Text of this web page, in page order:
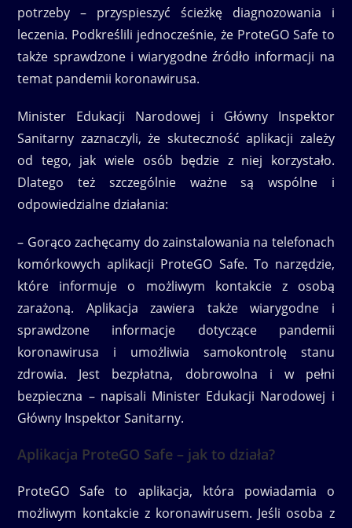
potrzeby – przyspieszyć ścieżkę diagnozowania i
leczenia. Podkreślili jednocześnie, że ProteGO Safe to
także sprawdzone i wiarygodne źródło informacji na
temat pandemii koronawirusa.
Minister Edukacji Narodowej i Główny Inspektor
Sanitarny zaznaczyli, że skuteczność aplikacji zależy
od tego, jak wiele osób będzie z niej korzystało.
Dlatego też szczególnie ważne są wspólne i
odpowiedzialne działania:
– Gorąco zachęcamy do zainstalowania na telefonach
komórkowych aplikacji ProteGO Safe. To narzędzie,
które informuje o możliwym kontakcie z osobą
zarażoną. Aplikacja zawiera także wiarygodne i
sprawdzone informacje dotyczące pandemii
koronawirusa i umożliwia samokontrolę stanu
zdrowia. Jest bezpłatna, dobrowolna i w pełni
bezpieczna – napisali Minister Edukacji Narodowej i
Główny Inspektor Sanitarny.
Aplikacja ProteGO Safe – jak to działa?
ProteGO Safe to aplikacja, która powiadamia o
możliwym kontakcie z koronawirusem. Jeśli osoba z